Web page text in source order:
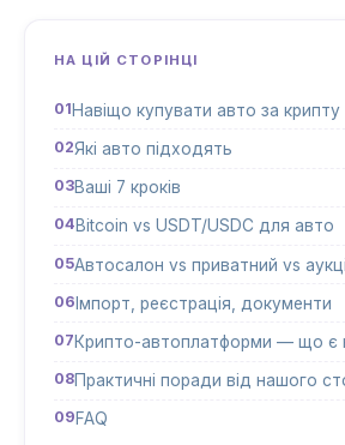
НА ЦІЙ СТОРІНЦІ
Навіщо купувати авто за крипту
Які авто підходять
Ваші 7 кроків
Bitcoin vs USDT/USDC для авто
Автосалон vs приватний vs
Імпорт, реєстрація, документи
Крипто-автоплатформи — що є
Практичні поради від нашого
FAQ